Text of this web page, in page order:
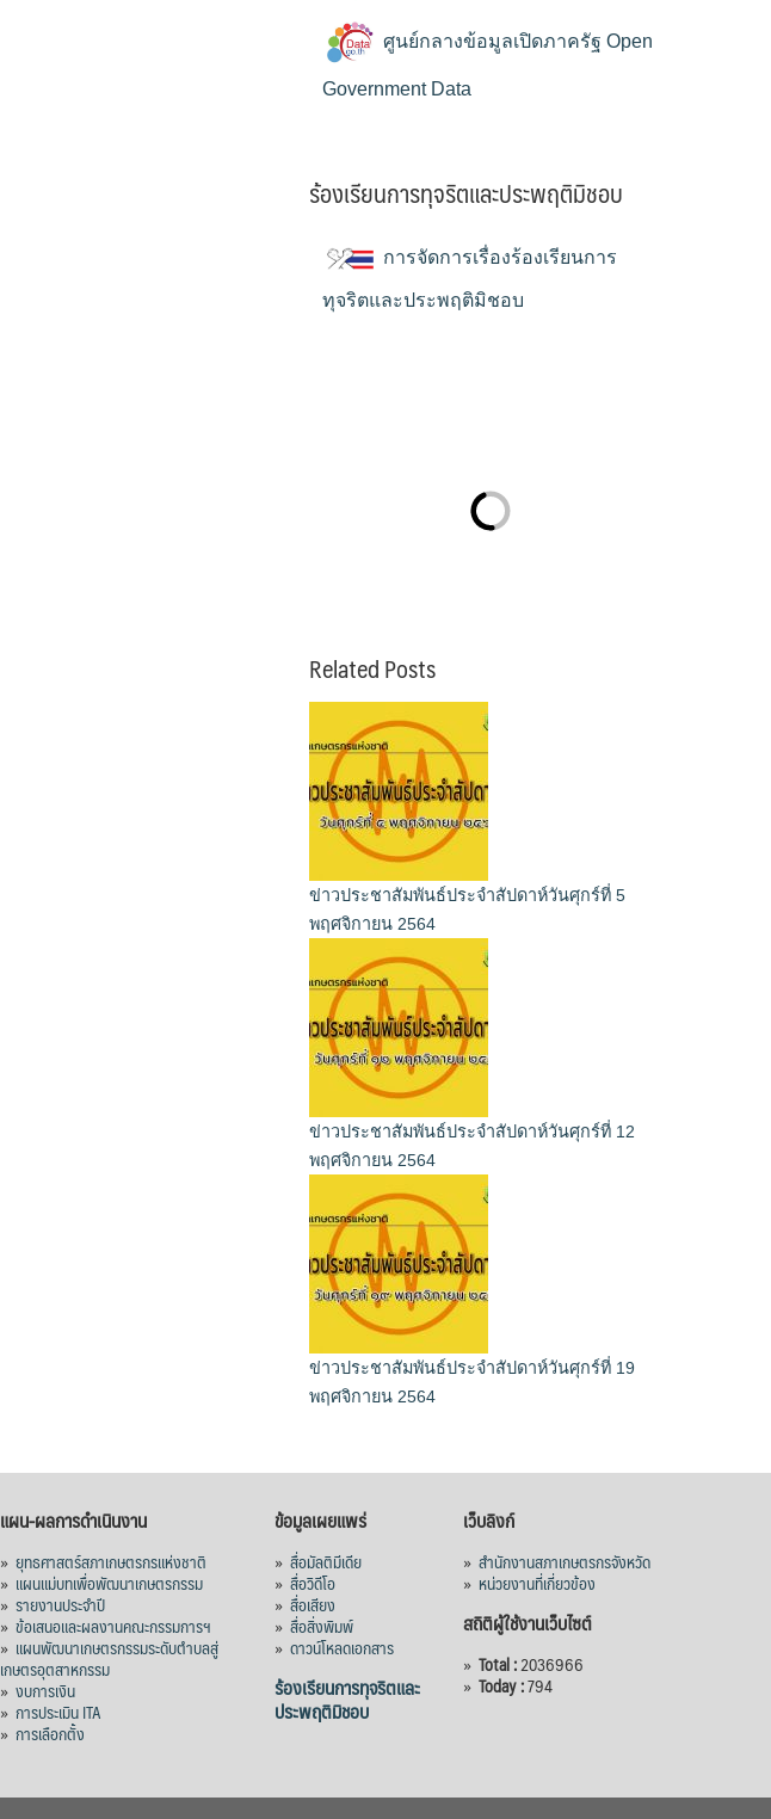
ศูนย์กลางข้อมูลเปิดภาครัฐ Open
Government Data
ร้องเรียนการทุจริตและประพฤติมิชอบ
การจัดการเรื่องร้องเรียนการ
ทุจริตและประพฤติมิชอบ
Related Posts
ข่าวประชาสัมพันธ์ประจำสัปดาห์วันศุกร์ที่ 5
พฤศจิกายน 2564
ข่าวประชาสัมพันธ์ประจำสัปดาห์วันศุกร์ที่ 12
พฤศจิกายน 2564
ข่าวประชาสัมพันธ์ประจำสัปดาห์วันศุกร์ที่ 19
พฤศจิกายน 2564
แผน-ผลการดำเนินงาน
» ยุทธศาสตร์สภาเกษตรกรแห่งชาติ
» แผนแม่บทเพื่อพัฒนาเกษตรกรรม
» รายงานประจำปี
» ข้อเสนอและผลงานคณะกรรมการฯ
» แผนพัฒนาเกษตรกรรมระดับตำบลสู่
เกษตรอุตสาหกรรม
» งบการเงิน
» การประเมิน ITA
» การเลือกตั้ง
ข้อมูลเผยแพร่
» สื่อมัลติมีเดีย
» สื่อวิดีโอ
» สื่อเสียง
» สื่อสิ่งพิมพ์
» ดาวน์โหลดเอกสาร
ร้องเรียนการทุจริตและ
ประพฤติมิชอบ
เว็บลิงก์
» สำนักงานสภาเกษตรกรจังหวัด
» หน่วยงานที่เกี่ยวข้อง
สถิติผู้ใช้งานเว็บไซต์
» Total :2036966
» Today :794